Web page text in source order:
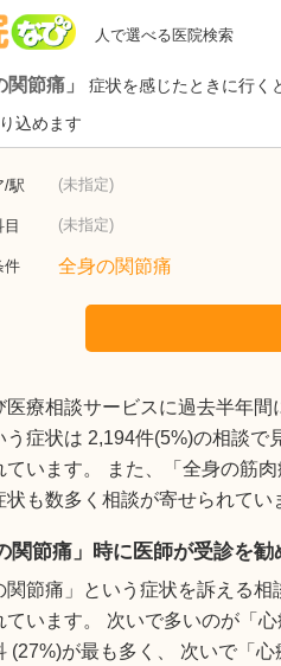
人で選べる医院検索
関節痛」
症状を感じたときに行く
込めます
/駅 (未指定)
(未指定)
件 全身の関節痛
医療相談サービスに過去半年
う症状は 2,194件(5%)の相談で
ています。 また、「全身の筋
状も数多く相談が寄せられてい
関節痛」時に医師が受診を
関節痛」という症状を訴える
ています。 次いで多いのが「
(27%)が最も多く、 次いで「